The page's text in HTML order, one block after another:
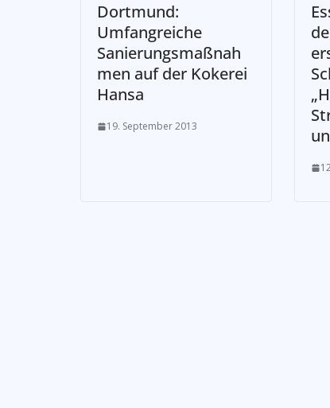
Dortmund:
Umfangreiche
Sanierungsmaßnah
men auf der Kokerei
Hansa
19. September 2013